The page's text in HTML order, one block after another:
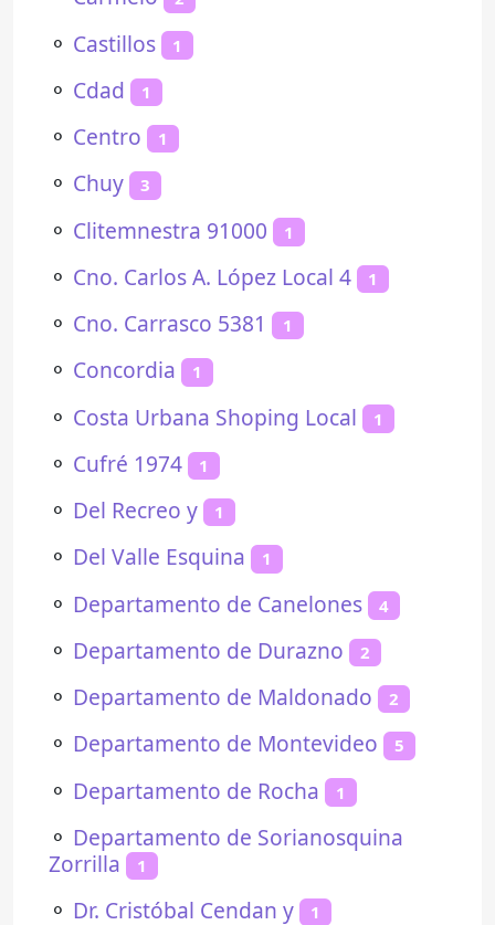
⚬ Castillos 1
⚬ Cdad 1
⚬ Centro 1
⚬ Chuy 3
⚬ Clitemnestra 91000 1
⚬ Cno. Carlos A. López Local 4 1
⚬ Cno. Carrasco 5381 1
⚬ Concordia 1
⚬ Costa Urbana Shoping Local 1
⚬ Cufré 1974 1
⚬ Del Recreo y 1
⚬ Del Valle Esquina 1
⚬ Departamento de Canelones 4
⚬ Departamento de Durazno 2
⚬ Departamento de Maldonado 2
⚬ Departamento de Montevideo 5
⚬ Departamento de Rocha 1
⚬ Departamento de Sorianosquina
Zorrilla
1
⚬ Dr. Cristóbal Cendan y 1